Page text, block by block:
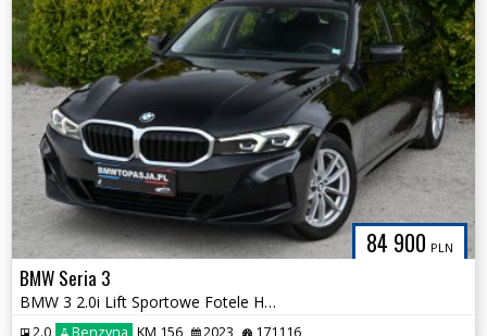
84 900 PLN
BMW Seria 3
BMW 3 2.0i Lift Sportowe Fotele HAK Bezwypadkowa Serwis ASO BMW Czarna
2.0 Benzyna KM 156 2023 171116